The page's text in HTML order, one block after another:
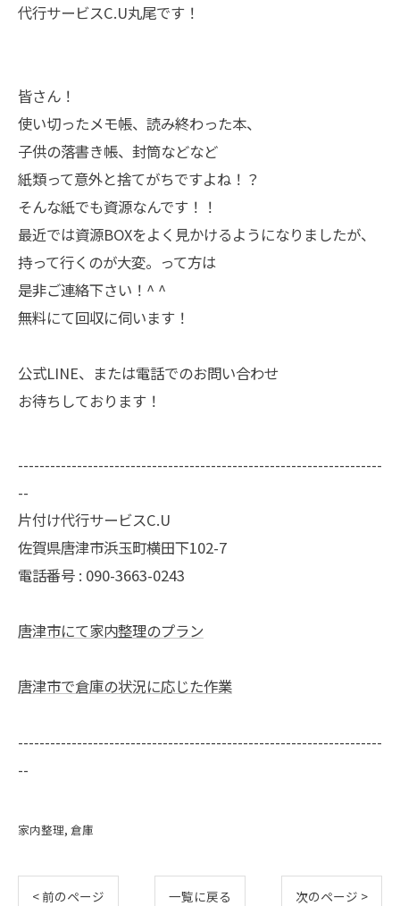
代行サービスC.U丸尾です！
皆さん！
使い切ったメモ帳、読み終わった本、
子供の落書き帳、封筒などなど
紙類って意外と捨てがちですよね！？
そんな紙でも資源なんです！！
最近では資源BOXをよく見かけるようになりましたが、
持って行くのが大変。って方は
是非ご連絡下さい！^ ^
無料にて回収に伺います！
公式LINE、または電話でのお問い合わせ
お待ちしております！
--------------------------------------------------------------------
--
片付け代行サービスC.U
佐賀県唐津市浜玉町横田下102-7
電話番号 : 090-3663-0243
唐津市にて家内整理のプラン
唐津市で倉庫の状況に応じた作業
--------------------------------------------------------------------
--
家内整理 倉庫
< 前のページ 一覧に戻る 次のページ >